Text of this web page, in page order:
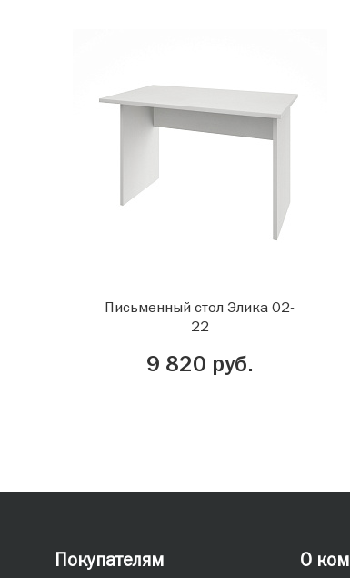
Письменный стол Элика 02-
22
9 820 руб.
Покупателям О